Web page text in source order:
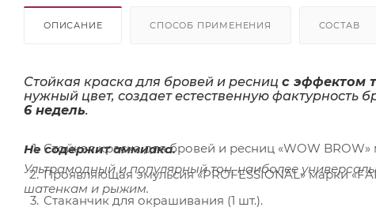
ОПИСАНИЕ СПОСОБ ПРИМЕНЕНИЯ СОСТАВ
Стойкая краска для бровей и ресниц с эффектом
нужный цвет, создает естественную
6 недель.
Не содержит аммиака.
Ультрамодный и популярный тон, наиболее
шатенкам и рыжим.
Стойкая краска для бровей и ресниц «WOW BROW»
Проявляющая эмульсия «PROFESSIONAL» марки
Стаканчик для окрашивания (1 шт.).